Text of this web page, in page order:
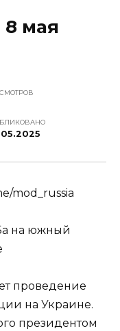
мая
mod_russia
на южный
проведение
на Украине.
президентом